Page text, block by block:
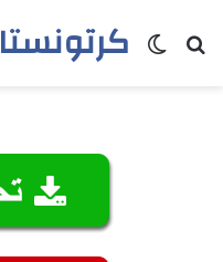
كرتونستابحث عنالوضع المظلم